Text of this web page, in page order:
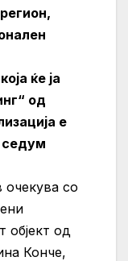
ќе ја
од
е
очекува со
објект од
Конче,